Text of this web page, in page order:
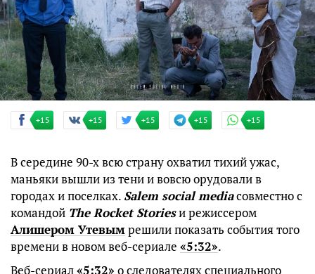
+15 +15 +15 +15 +15
В середине 90-х всю страну охватил тихий ужас,
маньяки вышли из тени и вовсю орудовали в
городах и поселках. Salem social mediaсовместно с
командой The Rocket Storiesи режиссером
Алишером Утевымрешили показать события того
времени в новом веб-сериале «5:32».
Веб-сериал«5:32» о следователях специального